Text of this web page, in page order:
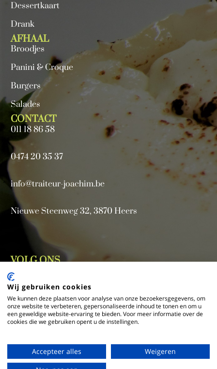
AFHAAL
Broodjes
Panini & Croque
Burgers
Salades
Dessertkaart
Drank
CONTACT
011 18 86 58
0474 20 35 37
info@traiteur-joachim.be
Nieuwe Steenweg 32, 3870 Heers
VOLG ONS
Wij gebruiken cookies
We kunnen deze plaatsen voor analyse van onze bezoekersgegevens, om
onze website te verbeteren, gepersonaliseerde inhoud te tonen en om u
een geweldige website-ervaring te bieden. Voor meer informatie over de
cookies die we gebruiken opent u de instellingen.
Accepteer alles
Weigeren